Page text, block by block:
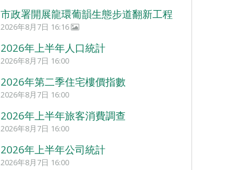
市政署開展龍環葡韻生態步道翻新工程
2026年8月7日 16:16
2026年上半年人口統計
2026年8月7日 16:00
2026年第二季住宅樓價指數
2026年8月7日 16:00
2026年上半年旅客消費調查
2026年8月7日 16:00
2026年上半年公司統計
2026年8月7日 16:00